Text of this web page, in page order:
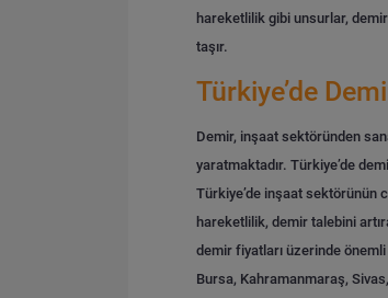
hareketlilik gibi unsurlar,
taşır.
Türkiye’de
Demir, inşaat sektöründen
yaratmaktadır. Türkiye’de
Türkiye’de inşaat sektörünün
hareketlilik, demir talebini
demir fiyatları üzerinde
Bursa, Kahramanmaraş,